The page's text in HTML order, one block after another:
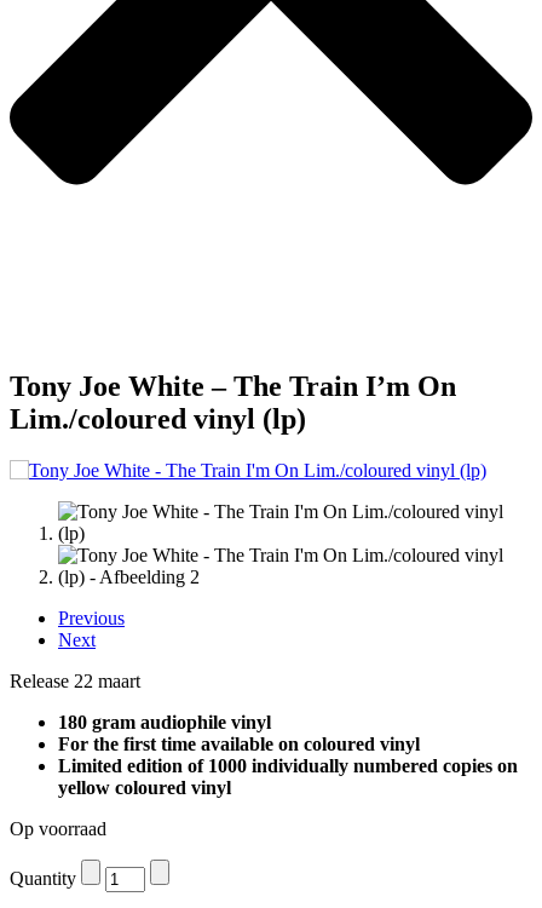
Tony Joe White – The Train I’m On
Lim./coloured vinyl (lp)
Previous
Next
Release 22 maart
180 gram audiophile vinyl
For the first time available on coloured vinyl
Limited edition of 1000 individually numbered copies on
yellow coloured vinyl
Op voorraad
Quantity